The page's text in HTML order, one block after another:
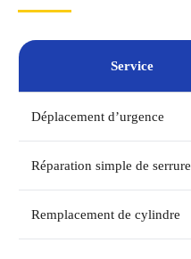
Service
Déplacement d’urgence
Réparation simple de serrure
Remplacement de cylindre